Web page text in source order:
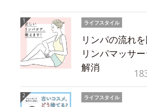
ライフスタイル
リンパの流れ
リンパマッサ
解消
ライフスタイル